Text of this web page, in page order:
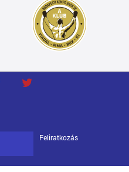
Feliratkozás